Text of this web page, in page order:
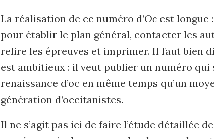
La réalisation de ce numéro d’Oc est longue
pour établir le plan général, contacter les
relire les épreuves et imprimer. Il faut bien
est ambitieux : il veut publier un numéro qui
renaissance d’oc en même temps qu’un
génération d’occitanistes.
Il ne s’agit pas ici de faire l’étude détaillée